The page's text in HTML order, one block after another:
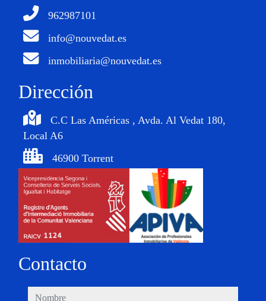
962987101
info@nouvedat.es
inmobiliaria@nouvedat.es
Dirección
C.C Las Américas , Avda. Al Vedat 180,
Local A6
46900 Torrent
Contacto
nombre